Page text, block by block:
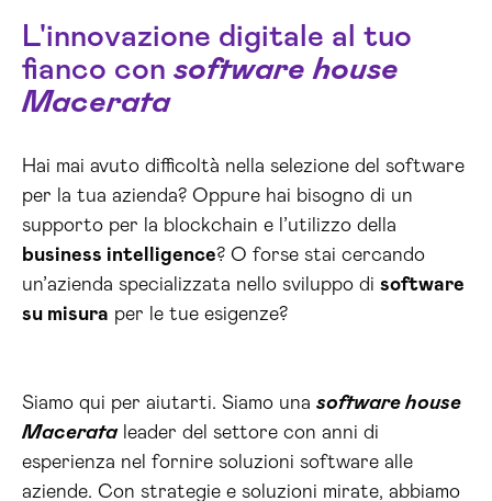
L'innovazione digitale al tuo
fianco con software house
Macerata
Hai mai avuto difficoltà nella selezione del software
per la tua azienda? Oppure hai bisogno di un
supporto per la blockchain e l’utilizzo della
business intelligence? O forse stai cercando
un’azienda specializzata nello sviluppo di software
su misura per le tue esigenze?
Siamo qui per aiutarti. Siamo una software house
Macerataleader del settore con anni di
esperienza nel fornire soluzioni software alle
aziende. Con strategie e soluzioni mirate, abbiamo